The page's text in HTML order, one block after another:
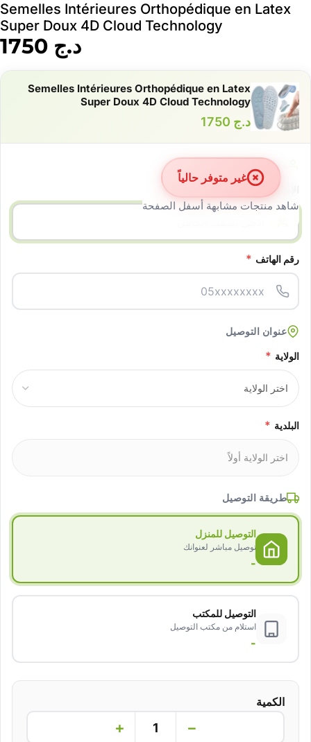
Semelles Intérieures Orthopédique en Latex
Super Doux 4D Cloud Technology
د.ج
Semelles Intérieures Orthopédique en Latex
Super Doux 4D Cloud Technology
د.ج
غير متوفر حالياً
شاهد منتجات مشابهة أسفل الصفحة
معلومات الزبون
الاسم الكامل
رقم الهاتف *
عنوان التوصيل
الولاية *
البلدية *
طريقة التوصيل
التوصيل للمنزل
توصيل مباشر لعنوانك
-
التوصيل للمكتب
استلام من مكتب التوصيل
-
الكمية
−
+